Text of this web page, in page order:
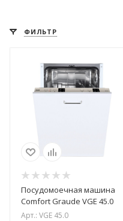
ФИЛЬТР
Посудомоечная машина
Comfort Graude VGE 45.0
Арт.: VGE 45.0